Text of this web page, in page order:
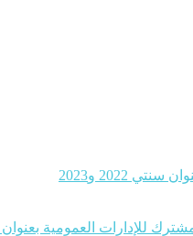
و2023
للإدارات العمومية بعنوان